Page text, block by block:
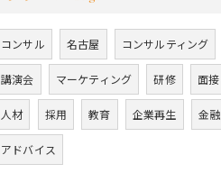
コンサル 名古屋 コンサルティング
講演会 マーケティング 研修 面接
人材 採用 教育 企業再生 金融
アドバイス